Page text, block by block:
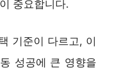
중요합니다.
기준이 다르고, 이
성공에 큰 영향을